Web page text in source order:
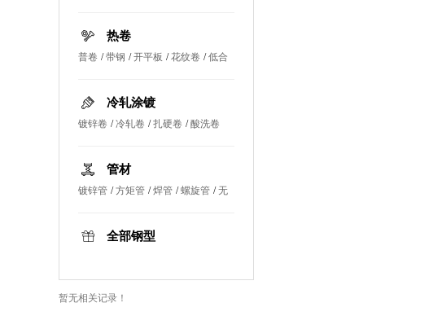
热卷
普卷 / 带钢 / 开平板 / 花纹卷 / 低合
冷轧涂镀
镀锌卷 / 冷轧卷 / 扎硬卷 / 酸洗卷
管材
镀锌管 / 方矩管 / 焊管 / 螺旋管 / 无
全部钢型
暂无相关记录！